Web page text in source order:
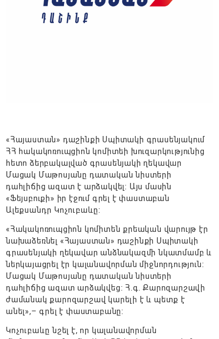
«Հայաստան» դաշինքի Սպիտակի գրասենյակում
ՀՀ հակակոռուպցիոն կոմիտեի խուզարկությունից
հետո ձերբակալված գրասենյակի ղեկավար
Մացակ Մաթոսյանը դատական նիստերի
դահլիճից ազատ է արձակվել։ Այս մասին
«Ֆեյսբուքի» իր էջում գրել է փաստաբան
Ալեքսանդր Կոչուբաևը։
«Հակակոռուպցիոն կոմիտեն քրեական վարույթ էր
նախաձեռնել «Հայաստան» դաշինքի Սպիտակի
գրասենյակի ղեկավար անձնակազմի նկատմամբ և
ներկայացրել էր կալանավորման միջնորդություն։
Մացակ Մաթոսյանը դատական նիստերի
դահլիճից ազատ արձակվեց։ Հ.գ. Քարոզարշավի
ժամանակ քարոզարշավ կարելի է և պետք է
անել»,– գրել է փաստաբանը։
Կոչուբաևը նշել է, որ կալանավորման